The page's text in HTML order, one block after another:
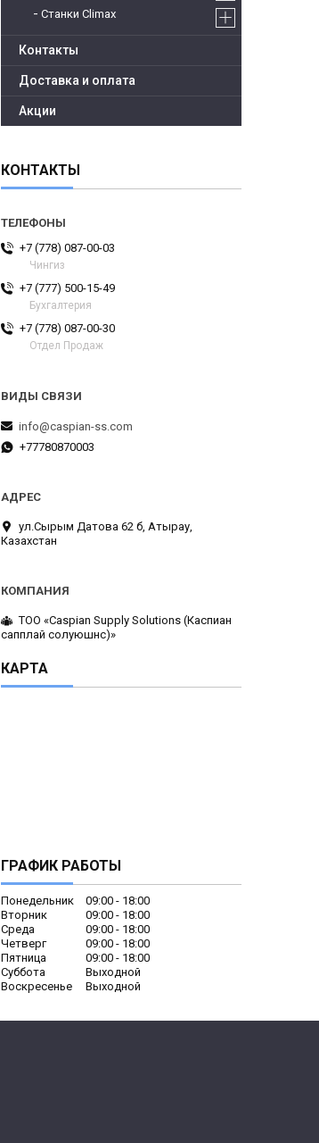
Станки Climax
Контакты
Доставка и оплата
Акции
КОНТАКТЫ
+7 (778) 087-00-03
Чингиз
+7 (777) 500-15-49
Бухгалтерия
+7 (778) 087-00-30
Отдел Продаж
info@caspian-ss.com
+77780870003
ул.Сырым Датова 62 б, Атырау,
Казахстан
ТОО «Caspian Supply Solutions (Каспиан
сапплай солуюшнс)»
КАРТА
ГРАФИК РАБОТЫ
Понедельник 09:00
18:00
Вторник
09:00
18:00
Среда
09:00
18:00
Четверг
09:00
18:00
Пятница
09:00
18:00
Суббота
Выходной
Воскресенье
Выходной